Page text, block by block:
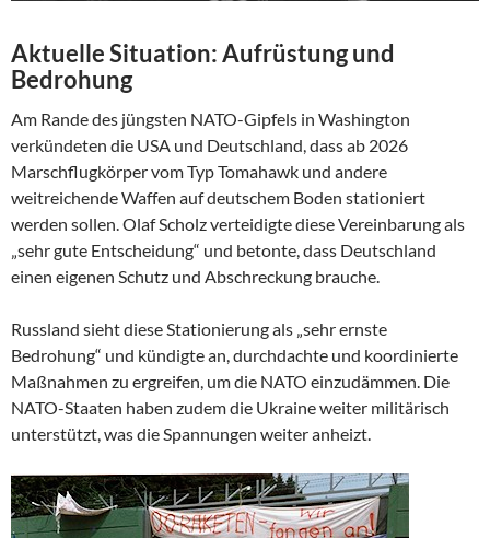
Aktuelle Situation: Aufrüstung und
Bedrohung
Am Rande des jüngsten NATO-Gipfels in Washington
verkündeten die USA und Deutschland, dass ab 2026
Marschflugkörper vom Typ Tomahawk und andere
weitreichende Waffen auf deutschem Boden stationiert
werden sollen. Olaf Scholz verteidigte diese Vereinbarung als
„sehr gute Entscheidung“ und betonte, dass Deutschland
einen eigenen Schutz und Abschreckung brauche.
Russland sieht diese Stationierung als „sehr ernste
Bedrohung“ und kündigte an, durchdachte und koordinierte
Maßnahmen zu ergreifen, um die NATO einzudämmen. Die
NATO-Staaten haben zudem die Ukraine weiter militärisch
unterstützt, was die Spannungen weiter anheizt.